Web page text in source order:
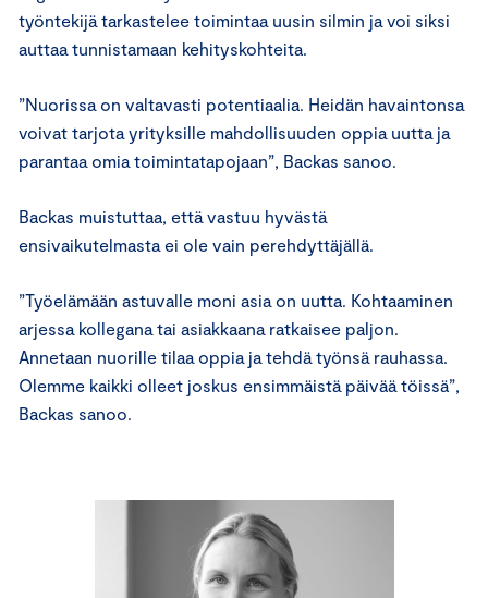
työntekijä tarkastelee toimintaa uusin silmin ja voi siksi
auttaa tunnistamaan kehityskohteita.
”Nuorissa on valtavasti potentiaalia. Heidän havaintonsa
voivat tarjota yrityksille mahdollisuuden oppia uutta ja
parantaa omia toimintatapojaan”, Backas sanoo.
Backas muistuttaa, että vastuu hyvästä
ensivaikutelmasta ei ole vain perehdyttäjällä.
”Työelämään astuvalle moni asia on uutta. Kohtaaminen
arjessa kollegana tai asiakkaana ratkaisee paljon.
Annetaan nuorille tilaa oppia ja tehdä työnsä rauhassa.
Olemme kaikki olleet joskus ensimmäistä päivää töissä”,
Backas sanoo.